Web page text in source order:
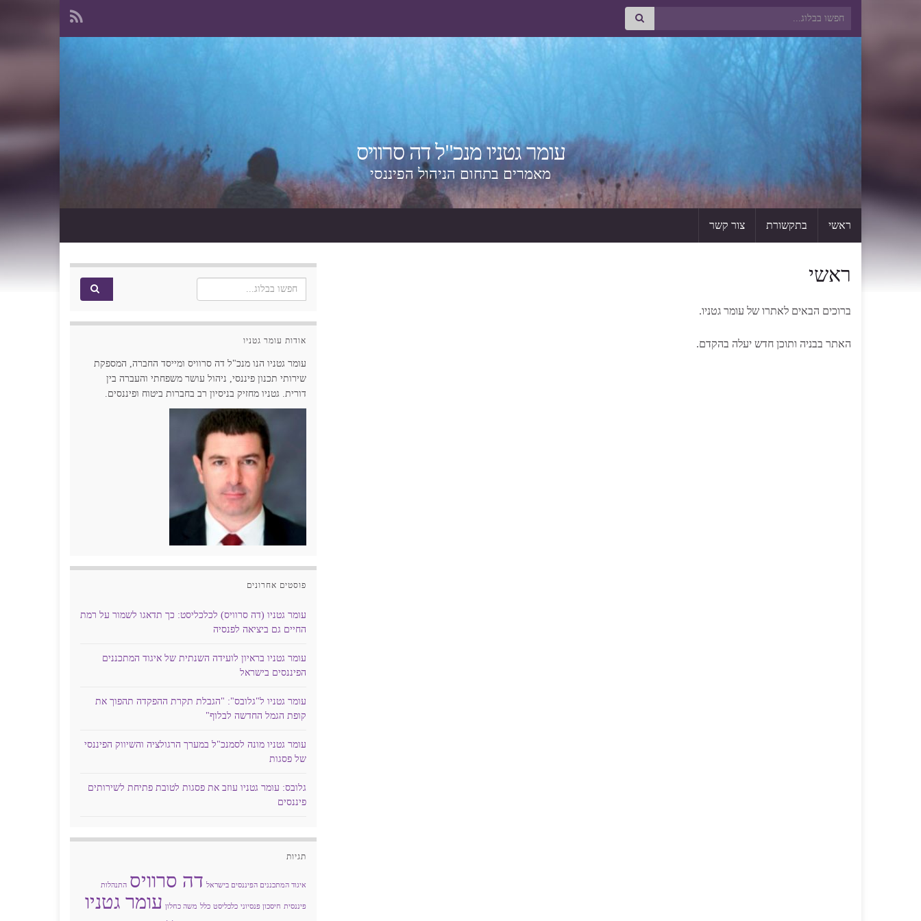
Search for:
עומר גטניו מנכ"ל דה סרוויס
מאמרים בתחום הניהול הפיננסי
ראשי בתקשורת צור קשר
ראשי
ברוכים הבאים לאתרו של עומר גטניו.
האתר בבניה ותוכן חדש יעלה בהקדם.
Search for:
אודות עומר גטניו
עומר גטניו הנו מנכ"ל דה סרוויס ומייסד החברה, המספקת
שירותי תכנון פיננסי, ניהול עושר משפחתי והעברה בין
דורית. גטניו מחזיק בניסיון רב בחברות ביטוח ופיננסים.
פוסטים אחרונים
עומר גטניו (דה סרוויס) לכלכליסט: כך תדאגו לשמור על רמת
החיים גם ביציאה לפנסיה
עומר גטניו בראיון לועידה השנתית של איגוד המתכננים
הפיננסים בישראל
עומר גטניו ל"גלובס": "הגבלת תקרת ההפקדה תהפוך את
קופת הגמל החדשה לבלוף"
עומר גטניו מונה לסמנכ"ל במערך הרגולציה והשיווק הפיננסי
של פסגות
גלובס: עומר גטניו עוזב את פסגות לטובת פתיחת לשירותים
פיננסים
תגיות
איגוד המתכננים הפיננסים בישראל דה סרוויס התנהלות
פיננסית חיסכון פנסיוני כלכליסט כלל משה כחלון עומר גטניו